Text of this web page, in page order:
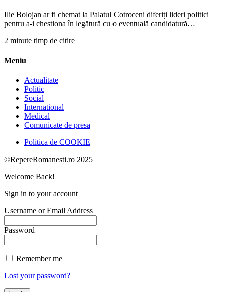
Ilie Bolojan ar fi chemat la Palatul Cotroceni diferiți lideri politici
pentru a-i chestiona în legătură cu o eventuală candidatură…
2 minute timp de citire
Meniu
Actualitate
Politic
Social
International
Medical
Comunicate de presa
Politica de COOKIE
©RepereRomanesti.ro 2025
Welcome Back!
Sign in to your account
Username or Email Address
Password
Remember me
Lost your password?